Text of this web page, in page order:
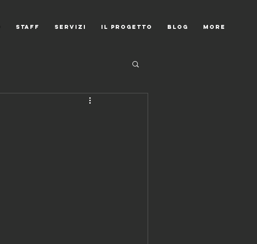
STAFF SERVIZI IL PROGETTO Blog More